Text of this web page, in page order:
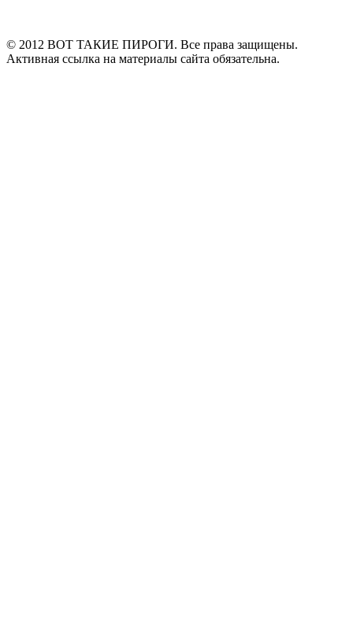
© 2012 ВОТ ТАКИЕ ПИРОГИ. Все права защищены.
Активная ссылка на материалы сайта обязательна.